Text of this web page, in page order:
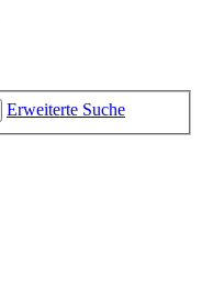
Erweiterte Suche